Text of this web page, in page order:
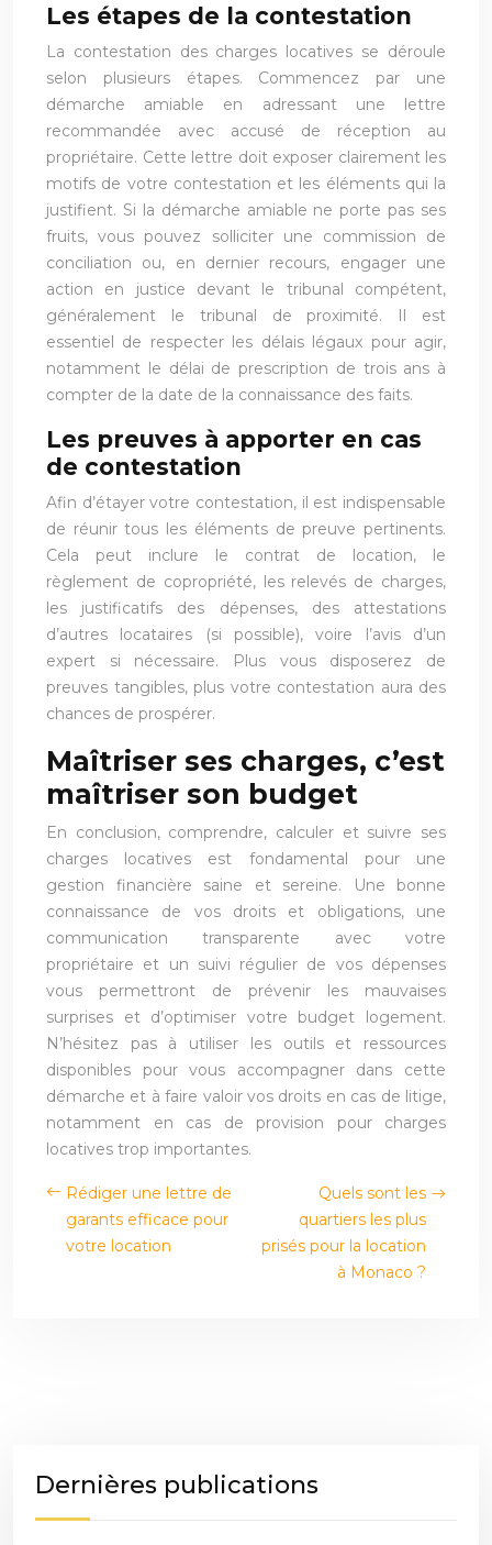
Les étapes de la contestation
La contestation des charges locatives se déroule
selon plusieurs étapes. Commencez par une
démarche amiable en adressant une lettre
recommandée avec accusé de réception au
propriétaire. Cette lettre doit exposer clairement les
motifs de votre contestation et les éléments qui la
justifient. Si la démarche amiable ne porte pas ses
fruits, vous pouvez solliciter une commission de
conciliation ou, en dernier recours, engager une
action en justice devant le tribunal compétent,
généralement le tribunal de proximité. Il est
essentiel de respecter les délais légaux pour agir,
notamment le délai de prescription de trois ans à
compter de la date de la connaissance des faits.
Les preuves à apporter en cas
de contestation
Afin d’étayer votre contestation, il est indispensable
de réunir tous les éléments de preuve pertinents.
Cela peut inclure le contrat de location, le
règlement de copropriété, les relevés de charges,
les justificatifs des dépenses, des attestations
d’autres locataires (si possible), voire l’avis d’un
expert si nécessaire. Plus vous disposerez de
preuves tangibles, plus votre contestation aura des
chances de prospérer.
Maîtriser ses charges, c’est
maîtriser son budget
En conclusion, comprendre, calculer et suivre ses
charges locatives est fondamental pour une
gestion financière saine et sereine. Une bonne
connaissance de vos droits et obligations, une
communication transparente avec votre
propriétaire et un suivi régulier de vos dépenses
vous permettront de prévenir les mauvaises
surprises et d’optimiser votre budget logement.
N’hésitez pas à utiliser les outils et ressources
disponibles pour vous accompagner dans cette
démarche et à faire valoir vos droits en cas de litige,
notamment en cas de provision pour charges
locatives trop importantes.
Rédiger une lettre de
garants efficace pour
votre location
Quels sont les
quartiers les plus
prisés pour la location
à Monaco ?
Dernières publications